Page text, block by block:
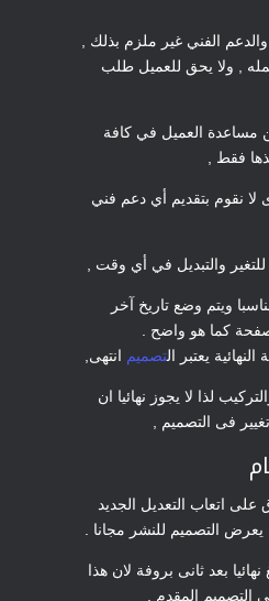
الفني غير ملزم بذلك ,
, ولا يحق للعميل طلب
مساعدة العميل في كافة
فقط ,
نقوم بتقديم أي دعم فني
للتغير والتبديل في أي وقت ,
ويتم وضع تاريخ آخر
كما هو واضح .
يعتبر التصميم انتهى,
لذا لا يجوز نهائيا ان
فى التصميم ,
على اتعاب التعديل الجديد
التصميم للنشر مجانا .
بعد ثانى بروفة لان هذا
التصميم المقدم ,